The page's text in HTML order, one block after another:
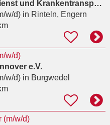
DRK Rettungsdienst und Krankentransport im Landkreis Schaumburg e. V.
w/d)in Rinteln, Engern
w/d)
e.V.
w/d)in Burgwedel
(m/w/d)